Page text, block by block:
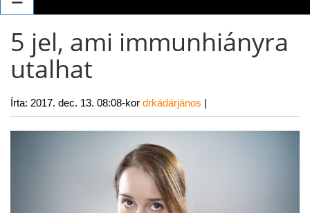
5 jel, ami immunhiányra
utalhat
Írta: 2017. dec. 13. 08:08-kor drkádárjános |